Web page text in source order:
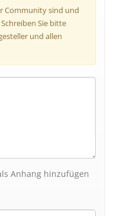
Community sind und
Sie bitte
und allen
Anhang hinzufügen